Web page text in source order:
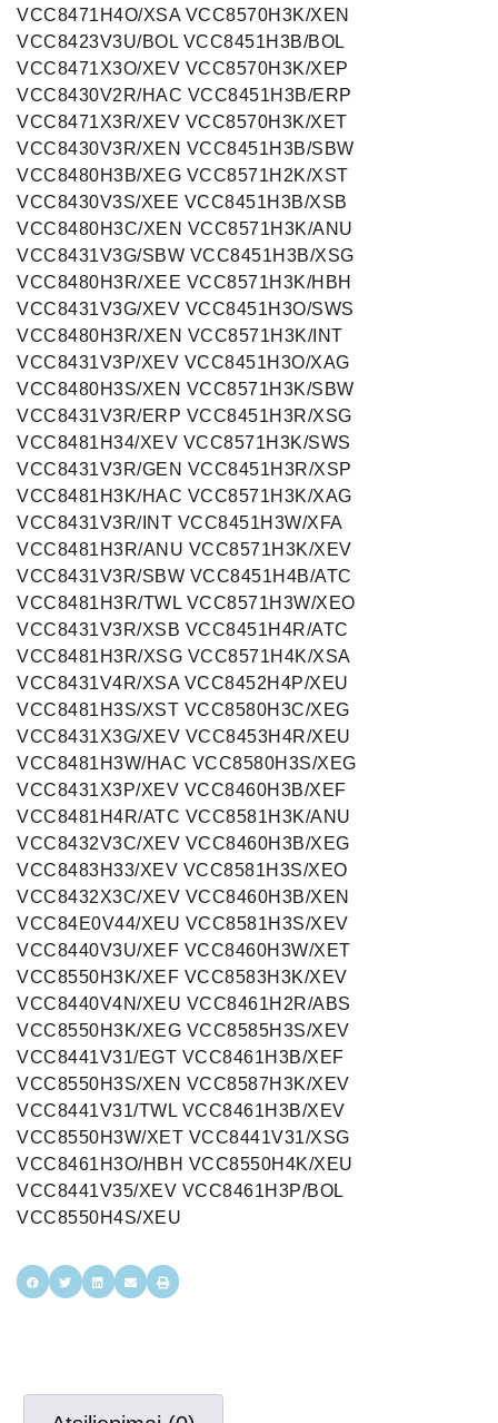
VCC8471H4O/XSA VCC8570H3K/XEN
VCC8423V3U/BOL VCC8451H3B/BOL
VCC8471X3O/XEV VCC8570H3K/XEP
VCC8430V2R/HAC VCC8451H3B/ERP
VCC8471X3R/XEV VCC8570H3K/XET
VCC8430V3R/XEN VCC8451H3B/SBW
VCC8480H3B/XEG VCC8571H2K/XST
VCC8430V3S/XEE VCC8451H3B/XSB
VCC8480H3C/XEN VCC8571H3K/ANU
VCC8431V3G/SBW VCC8451H3B/XSG
VCC8480H3R/XEE VCC8571H3K/HBH
VCC8431V3G/XEV VCC8451H3O/SWS
VCC8480H3R/XEN VCC8571H3K/INT
VCC8431V3P/XEV VCC8451H3O/XAG
VCC8480H3S/XEN VCC8571H3K/SBW
VCC8431V3R/ERP VCC8451H3R/XSG
VCC8481H34/XEV VCC8571H3K/SWS
VCC8431V3R/GEN VCC8451H3R/XSP
VCC8481H3K/HAC VCC8571H3K/XAG
VCC8431V3R/INT VCC8451H3W/XFA
VCC8481H3R/ANU VCC8571H3K/XEV
VCC8431V3R/SBW VCC8451H4B/ATC
VCC8481H3R/TWL VCC8571H3W/XEO
VCC8431V3R/XSB VCC8451H4R/ATC
VCC8481H3R/XSG VCC8571H4K/XSA
VCC8431V4R/XSA VCC8452H4P/XEU
VCC8481H3S/XST VCC8580H3C/XEG
VCC8431X3G/XEV VCC8453H4R/XEU
VCC8481H3W/HAC VCC8580H3S/XEG
VCC8431X3P/XEV VCC8460H3B/XEF
VCC8481H4R/ATC VCC8581H3K/ANU
VCC8432V3C/XEV VCC8460H3B/XEG
VCC8483H33/XEV VCC8581H3S/XEO
VCC8432X3C/XEV VCC8460H3B/XEN
VCC84E0V44/XEU VCC8581H3S/XEV
VCC8440V3U/XEF VCC8460H3W/XET
VCC8550H3K/XEF VCC8583H3K/XEV
VCC8440V4N/XEU VCC8461H2R/ABS
VCC8550H3K/XEG VCC8585H3S/XEV
VCC8441V31/EGT VCC8461H3B/XEF
VCC8550H3S/XEN VCC8587H3K/XEV
VCC8441V31/TWL VCC8461H3B/XEV
VCC8550H3W/XET VCC8441V31/XSG
VCC8461H3O/HBH VCC8550H4K/XEU
VCC8441V35/XEV VCC8461H3P/BOL
VCC8550H4S/XEU